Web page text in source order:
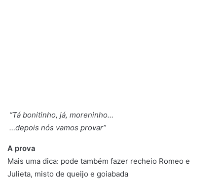
“Tá bonitinho, já, moreninho…
…depois nós vamos provar”
A prova
Mais uma dica: pode também fazer recheio Romeo e
Julieta, misto de queijo e goiabada